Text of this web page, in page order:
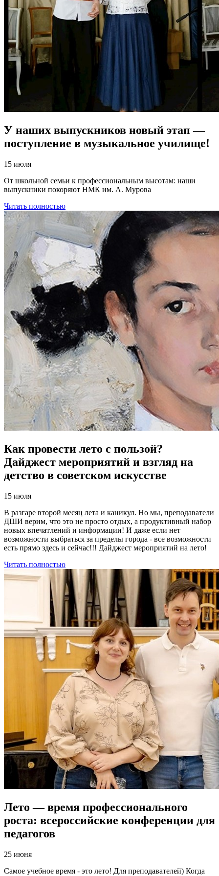
У наших выпускников новый этап —
поступление в музыкальное училище!
15 июля
От школьной семьи к профессиональным высотам: наши
выпускники покоряют НМК им. А. Мурова
Читать полностью
Как провести лето с пользой?
Дайджест мероприятий и взгляд на
детство в советском искусстве
15 июля
В разгаре второй месяц лета и каникул. Но мы, преподаватели
ДШИ верим, что это не просто отдых, а продуктивный набор
новых впечатлений и информации! И даже если нет
возможности выбраться за пределы города - все возможности
есть прямо здесь и сейчас!!! Дайджест мероприятий на лето!
Читать полностью
Лето — время профессионального
роста: всероссийские конференции для
педагогов
25 июня
Самое учебное время - это лето! Для преподавателей) Когда